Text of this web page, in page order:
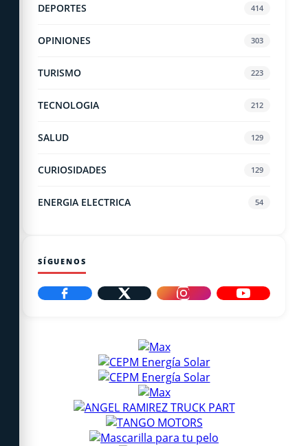
DEPORTES 414
OPINIONES 303
TURISMO 223
TECNOLOGIA 212
SALUD 129
CURIOSIDADES 129
ENERGIA ELECTRICA 54
SÍGUENOS